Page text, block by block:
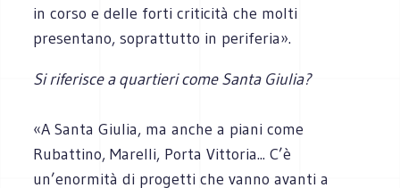
in corso e delle forti criticità che molti
presentano, soprattutto in periferia».
Si riferisce a quartieri come Santa Giulia?
«A Santa Giulia, ma anche a piani come
Rubattino, Marelli, Porta Vittoria... C’è
un’enormità di progetti che vanno avanti a